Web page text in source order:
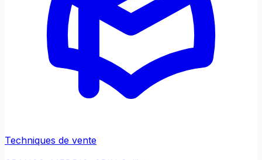
Techniques de vente